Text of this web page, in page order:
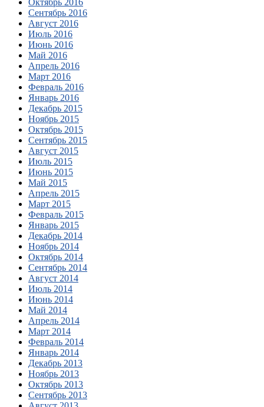
Сентябрь 2016
Август 2016
Июль 2016
Июнь 2016
Май 2016
Апрель 2016
Март 2016
Февраль 2016
Январь 2016
Декабрь 2015
Ноябрь 2015
Октябрь 2015
Сентябрь 2015
Август 2015
Июль 2015
Июнь 2015
Май 2015
Апрель 2015
Март 2015
Февраль 2015
Январь 2015
Декабрь 2014
Ноябрь 2014
Октябрь 2014
Сентябрь 2014
Август 2014
Июль 2014
Июнь 2014
Май 2014
Апрель 2014
Март 2014
Февраль 2014
Январь 2014
Декабрь 2013
Ноябрь 2013
Октябрь 2013
Сентябрь 2013